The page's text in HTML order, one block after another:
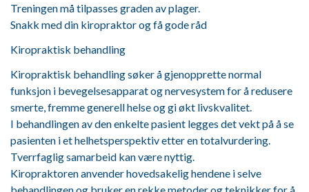
Treningen må tilpasses graden av plager.
Snakk med din kiropraktor og få gode råd
Kiropraktisk behandling
Kiropraktisk behandling søker å gjenopprette normal
funksjon i bevegelsesapparat og nervesystem for å redusere
smerte, fremme generell helse og gi økt livskvalitet.
I behandlingen av den enkelte pasient legges det vekt på å se
pasienten i et helhetsperspektiv etter en totalvurdering.
Tverrfaglig samarbeid kan være nyttig.
Kiropraktoren anvender hovedsakelig hendene i selve